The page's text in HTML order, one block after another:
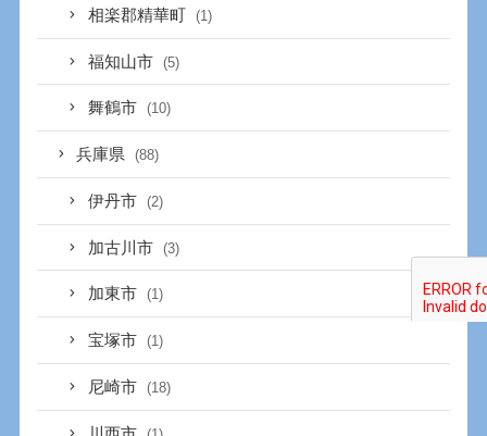
相楽郡精華町 (1)
福知山市 (5)
舞鶴市 (10)
兵庫県 (88)
伊丹市 (2)
加古川市 (3)
加東市 (1)
宝塚市 (1)
尼崎市 (18)